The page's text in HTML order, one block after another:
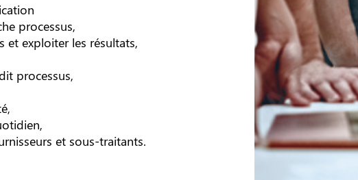
processus,
et exploiter les résultats,
processus,
et sous-traitants.